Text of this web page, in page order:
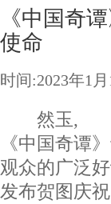
《中国奇
使命
时间:2023年1月
然玉, 由上
《中国奇谭
观众的广泛
发布贺图庆